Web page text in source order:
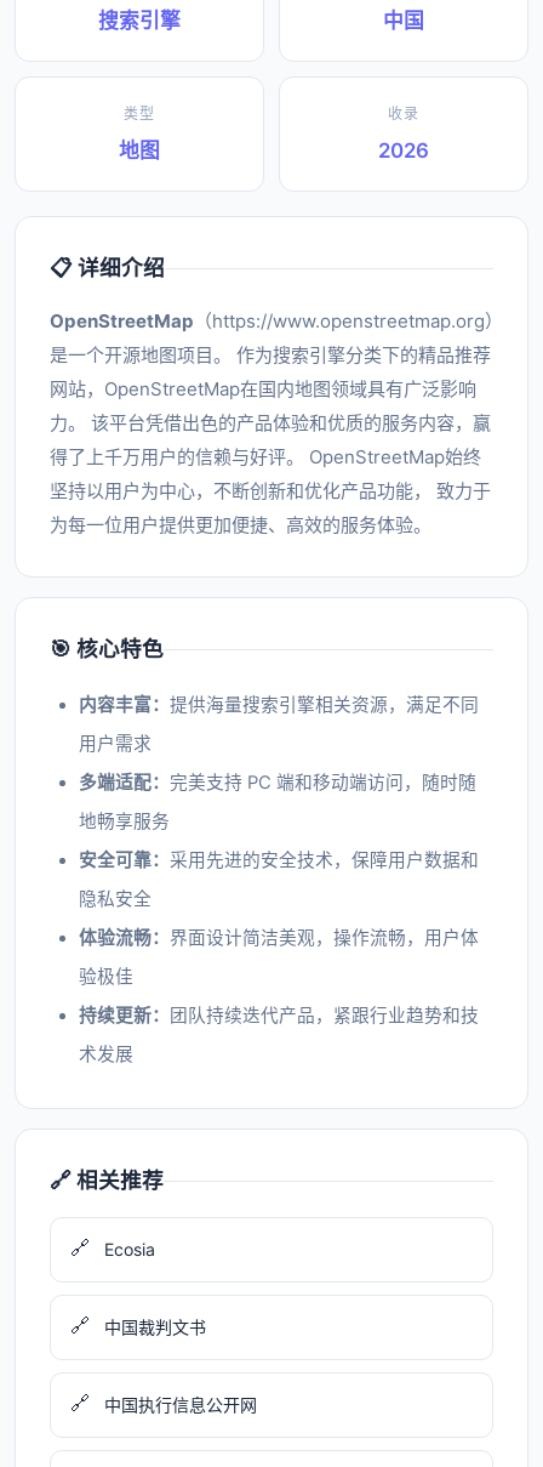
搜索引擎 中国
类型
地图
收录
2026
📋 详细介绍
OpenStreetMap （https://www.openstreetmap.org）
是一个开源地图项目。 作为搜索引擎分类下的精品推荐
网站，OpenStreetMap在国内地图领域具有广泛影响
力。 该平台凭借出色的产品体验和优质的服务内容，赢
得了上千万用户的信赖与好评。 OpenStreetMap始终
坚持以用户为中心，不断创新和优化产品功能， 致力于
为每一位用户提供更加便捷、高效的服务体验。
🎯 核心特色
内容丰富： 提供海量搜索引擎相关资源，满足不同
用户需求
多端适配： 完美支持 PC 端和移动端访问，随时随
地畅享服务
安全可靠： 采用先进的安全技术，保障用户数据和
隐私安全
体验流畅： 界面设计简洁美观，操作流畅，用户体
验极佳
持续更新：
团队持续迭代产品，紧跟行业趋势和技
术发展
🔗 相关推荐
🔗 Ecosia
🔗 中国裁判文书
🔗 中国执行信息公开网